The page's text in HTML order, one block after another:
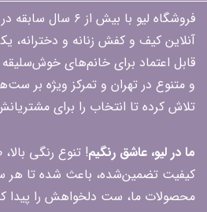
فروشگاه لیو با بیش
آنلاین کیف و کفش زنانه و دخترانه،
قابل اعتماد برای خانم‌های
و متنوع در تهران و تمرکز ویژه
تلاش کرده تا انتخاب را برای
ما در لیو، عاشق رنگیم! تنوع رنگی
کیفیت تضمین‌شده، باعث شده تا هر
محصولات ما، ست دلخواهش را پیدا